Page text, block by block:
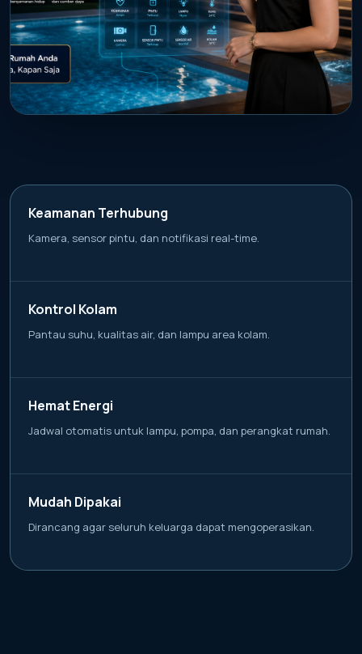
Keamanan Terhubung
Kamera, sensor pintu, dan notifikasi real-time.
Kontrol Kolam
Pantau suhu, kualitas air, dan lampu area kolam.
Hemat Energi
Jadwal otomatis untuk lampu, pompa, dan perangkat rumah.
Mudah Dipakai
Dirancang agar seluruh keluarga dapat mengoperasikan.